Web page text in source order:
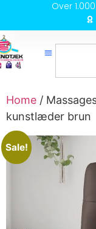
Over
Home /
kunstlæder brun
Sale!